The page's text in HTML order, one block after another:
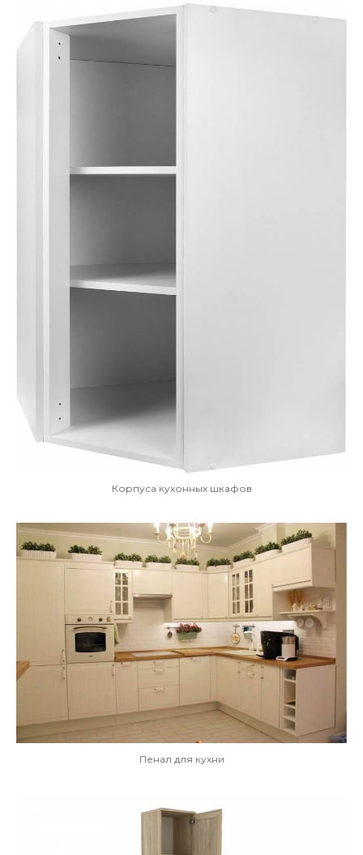
Корпуса кухонных шкафов
Пенал для кухни